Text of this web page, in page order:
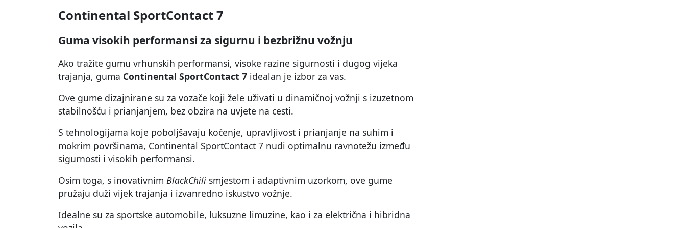
Continental SportContact 7
Guma visokih performansi za sigurnu i bezbrižnu vožnju
Ako tražite gumu vrhunskih performansi, visoke razine sigurnosti i dugog vijeka
trajanja, guma Continental SportContact 7 idealan je izbor za vas.
Ove gume dizajnirane su za vozače koji žele uživati u dinamičnoj vožnji s izuzetnom
stabilnošću i prianjanjem, bez obzira na uvjete na cesti.
S tehnologijama koje poboljšavaju kočenje, upravljivost i prianjanje na suhim i
mokrim površinama, Continental SportContact 7 nudi optimalnu ravnotežu između
sigurnosti i visokih performansi.
Osim toga, s inovativnim BlackChili smjestom i adaptivnim uzorkom, ove gume
pružaju duži vijek trajanja i izvanredno iskustvo vožnje.
Idealne su za sportske automobile, luksuzne limuzine, kao i za električna i hibridna